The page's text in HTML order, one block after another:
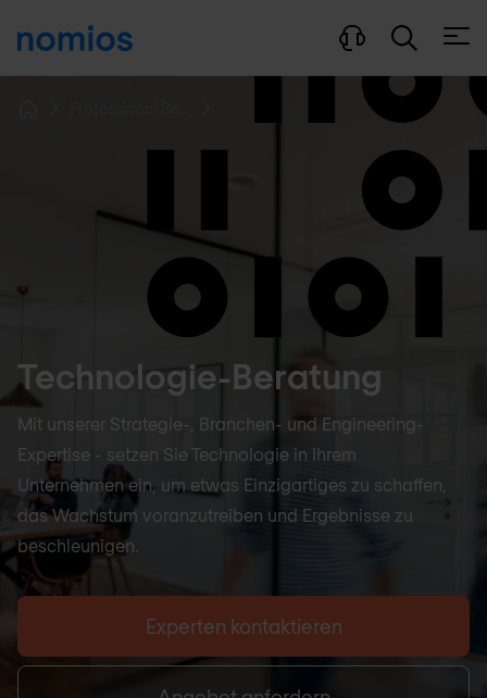
Technologie-Beratung
Mit unserer Strategie-, Branchen- und Engineering-
Expertise - setzen Sie Technologie in Ihrem
Unternehmen ein, um etwas Einzigartiges zu schaffen,
das Wachstum voranzutreiben und Ergebnisse zu
beschleunigen.
Experten kontaktieren